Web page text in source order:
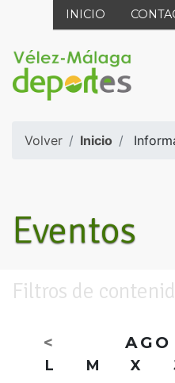
INICIO
Volver Inicio
Eventos
Filtros de
<
L M X